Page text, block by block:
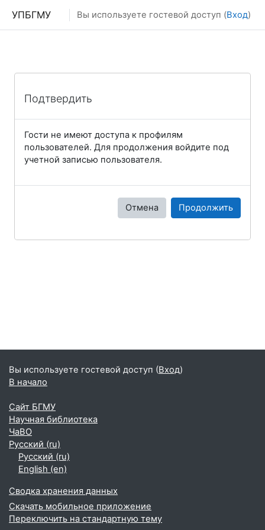
УПБГМУ Вы используете гостевой доступ (Вход)
Подтвердить
Гости не имеют доступа к профилям
пользователей. Для продолжения войдите под
учетной записью пользователя.
Отмена Продолжить
Вы используете гостевой доступ (Вход)
В начало
Сайт БГМУ
Научная библиотека
ЧаВО
Русский ‎(ru)‎
Русский ‎(ru)‎
English ‎(en)‎
Сводка хранения данных
Скачать мобильное приложение
Переключить на стандартную тему